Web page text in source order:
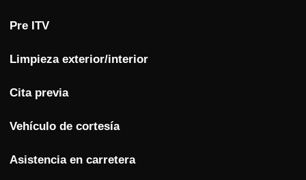
Pre ITV
Limpieza exterior/interior
Cita previa
Vehículo de cortesía
Asistencia en carretera